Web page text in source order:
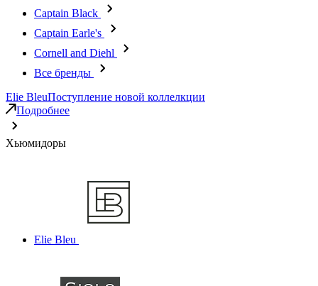
Captain Black
Captain Earle's
Cornell and Diehl
Все бренды
Elie BleuПоступление новой коллелкции
Подробнее
Хьюмидоры
Elie Bleu